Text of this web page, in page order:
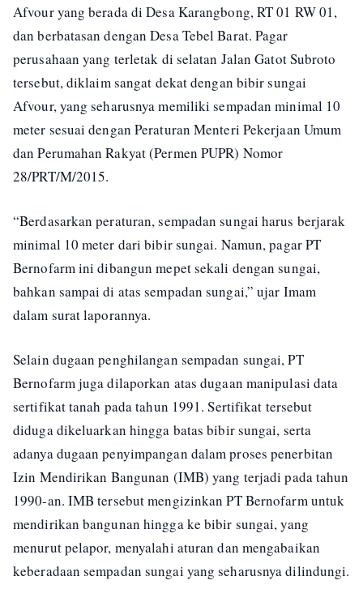
Afvour yang berada di Desa Karangbong, RT 01 RW 01,
dan berbatasan dengan Desa Tebel Barat. Pagar
perusahaan yang terletak di selatan Jalan Gatot Subroto
tersebut, diklaim sangat dekat dengan bibir sungai
Afvour, yang seharusnya memiliki sempadan minimal 10
meter sesuai dengan Peraturan Menteri Pekerjaan Umum
dan Perumahan Rakyat (Permen PUPR) Nomor
28/PRT/M/2015.
“Berdasarkan peraturan, sempadan sungai harus berjarak
minimal 10 meter dari bibir sungai. Namun, pagar PT
Bernofarm ini dibangun mepet sekali dengan sungai,
bahkan sampai di atas sempadan sungai,” ujar Imam
dalam surat laporannya.
Selain dugaan penghilangan sempadan sungai, PT
Bernofarm juga dilaporkan atas dugaan manipulasi data
sertifikat tanah pada tahun 1991. Sertifikat tersebut
diduga dikeluarkan hingga batas bibir sungai, serta
adanya dugaan penyimpangan dalam proses penerbitan
Izin Mendirikan Bangunan (IMB) yang terjadi pada tahun
1990-an. IMB tersebut mengizinkan PT Bernofarm untuk
mendirikan bangunan hingga ke bibir sungai, yang
menurut pelapor, menyalahi aturan dan mengabaikan
keberadaan sempadan sungai yang seharusnya dilindungi.